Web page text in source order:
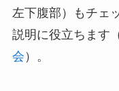
左下腹部）もチェ
説明に役立ちます
会 ）。